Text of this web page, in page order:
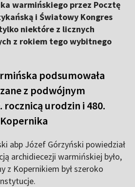
warmińskiego przez Pocztę
i Światowy Kongres
niektóre z licznych
z rokiem tego wybitnego
podsumowała
z podwójnym
rocznicą urodzin i 480.
abp Józef Górzyński powiedział
archidiecezji warmińskiej było,
z Kopernikiem był szeroko